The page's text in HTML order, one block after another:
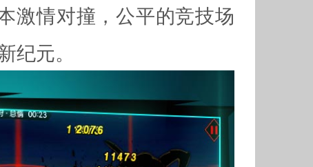
激情对撞，公平的竞技场
元。